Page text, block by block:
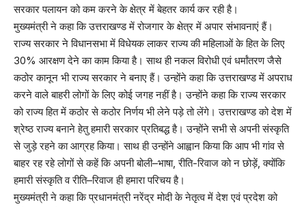
सरकार पलायन को कम करने के क्षेत्र में बेहतर कार्य कर रही है।
मुख्यमंत्री ने कहा कि उत्तराखण्ड में रोजगार के क्षेत्र में अपार संभावनाएं हैं।
राज्य सरकार ने विधानसभा में विधेयक लाकर राज्य की महिलाओं के हित के लिए
30% आरक्षण देने का काम किया है। साथ ही नकल विरोधी एवं धर्मांतरण जैसे
कठोर कानून भी राज्य सरकार ने बनाए हैं। उन्होंने कहा कि उत्तराखण्ड में अपराध
करने वाले बाहरी लोगों के लिए कोई जगह नहीं है। उन्होंने कहा कि राज्य सरकार
को राज्य हित में कठोर से कठोर निर्णय भी लेने पड़े तो लेंगे। उत्तराखण्ड को देश में
श्रेष्ठ राज्य बनाने हेतु हमारी सरकार प्रतिबद्ध है। उन्होंने सभी से अपनी संस्कृति
से जुड़े रहने का आग्रह किया। साथ ही उन्होंने आह्वान किया कि आप भी गांव से
बाहर रह रहे लोगों से कहें कि अपनी बोली–भाषा, रीति-रिवाज को न छोड़ें, क्योंकि
हमारी संस्कृति व रीति–रिवाज ही हमारा परिचय है।
मुख्यमंत्री ने कहा कि प्रधानमंत्री नरेंद्र मोदी के नेतृत्व में देश एवं प्रदेश को